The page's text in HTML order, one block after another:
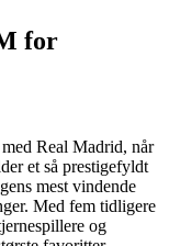
for
Real Madrid, når
et så prestigefyldt
mest vindende
Med fem tidligere
og